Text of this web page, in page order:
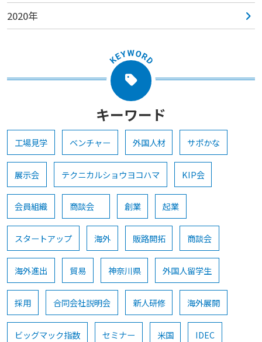
2020年
キーワード
工場見学 ベンチャー 外国人材 サポかな
展示会 テクニカルショウヨコハマ KIP会
会員組織 商談会 創業 起業
スタートアップ 海外 販路開拓 商談会
海外進出 貿易 神奈川県 外国人留学生
採用 合同会社説明会 新人研修 海外展開
ビッグマック指数 セミナー 米国 IDEC